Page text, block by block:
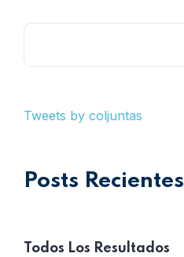
Tweets by coljuntas
Posts Recientes
Todos Los Resultados